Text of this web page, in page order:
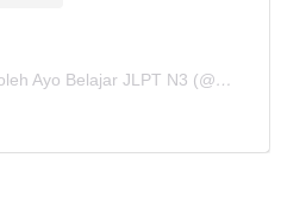
Sebuah kiriman dibagikan oleh Ayo Belajar JLPT N3 (@ayobelajar_jlptn3)